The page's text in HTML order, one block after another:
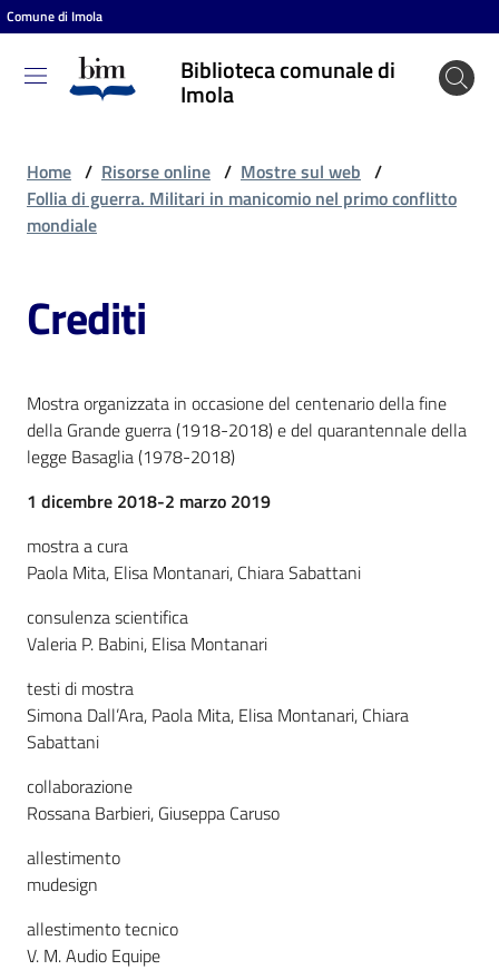
Vai al contenuto
Vai alla navigazione
Vai al footer
Comune di Imola
Biblioteca comunale di
Imola
Biblioteca
comunale
Cosa
fare
i
contenuti
Risorse
online
Casa
Piani
storico
Home / Risorse online / Mostre sul web /
Follia di guerra. Militari in manicomio nel primo conflitto
mondiale
Crediti
Mostra organizzata in occasione del centenario della fine
della Grande guerra (1918-2018) e del quarantennale della
legge Basaglia (1978-2018)
1 dicembre 2018-2 marzo 2019
mostra a cura
Paola Mita, Elisa Montanari, Chiara Sabattani
consulenza scientifica
Valeria P. Babini, Elisa Montanari
testi di mostra
Simona Dall’Ara, Paola Mita, Elisa Montanari, Chiara
Sabattani
collaborazione
Rossana Barbieri, Giuseppa Caruso
allestimento
mudesign
allestimento tecnico
V. M. Audio Equipe